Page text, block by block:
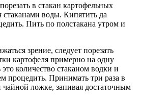
в стакан картофельных
стаканами воды. Кипятить да
Пить по полстакана утром и
зрение, следует порезать
картофеля примерно на одну
количество стаканом водки и
процедить. Принимать три раза в
ложке, запивая достаточным